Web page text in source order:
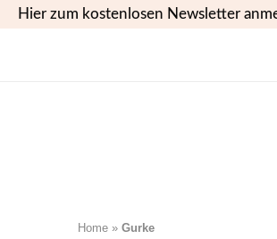
Hier zum kostenlosen Newsletter
Home » Gurke